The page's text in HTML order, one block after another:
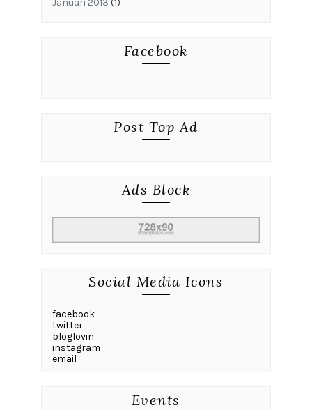
Facebook
Post Top Ad
Ads Block
Social Media Icons
facebook
twitter
bloglovin
instagram
email
Events